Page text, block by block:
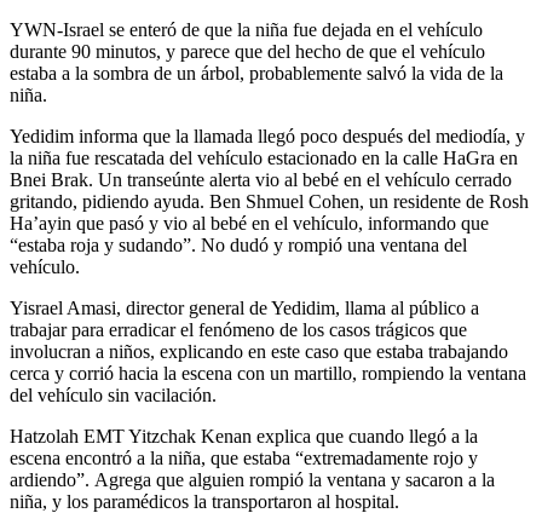
YWN-Israel se enteró de que la niña fue dejada en el vehículo
durante 90 minutos, y parece que del hecho de que el vehículo
estaba a la sombra de un árbol, probablemente salvó la vida de la
niña.
Yedidim informa que la llamada llegó poco después del mediodía, y
la niña fue rescatada del vehículo estacionado en la calle HaGra en
Bnei Brak. Un transeúnte alerta vio al bebé en el vehículo cerrado
gritando, pidiendo ayuda. Ben Shmuel Cohen, un residente de Rosh
Ha’ayin que pasó y vio al bebé en el vehículo, informando que
“estaba roja y sudando”. No dudó y rompió una ventana del
vehículo.
Yisrael Amasi, director general de Yedidim, llama al público a
trabajar para erradicar el fenómeno de los casos trágicos que
involucran a niños, explicando en este caso que estaba trabajando
cerca y corrió hacia la escena con un martillo, rompiendo la ventana
del vehículo sin vacilación.
Hatzolah EMT Yitzchak Kenan explica que cuando llegó a la
escena encontró a la niña, que estaba “extremadamente rojo y
ardiendo”. Agrega que alguien rompió la ventana y sacaron a la
niña, y los paramédicos la transportaron al hospital.